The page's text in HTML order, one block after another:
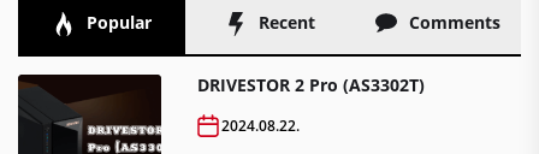
Popular Recent Comments
DRIVESTOR 2 Pro (AS3302T)
2024.08.22.